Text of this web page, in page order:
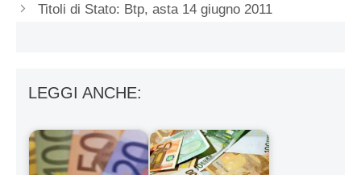
Titoli di Stato: Btp, asta 14 giugno 2011
LEGGI ANCHE: